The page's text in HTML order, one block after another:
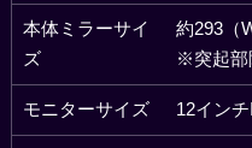
本体ミラーサイ
ズ
約293（
※突起部
モニターサイズ 12イン